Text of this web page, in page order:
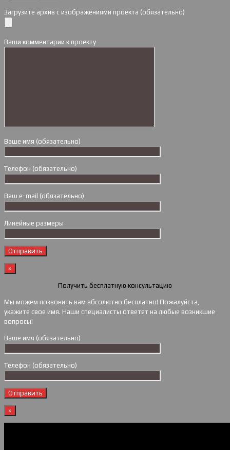
Загрузите архив с изображениями проекта (обязательно)
Ваши комментарии к проекту
Ваше имя (обязательно)
Телефон (обязательно)
Ваш e-mail (обязательно)
Линейные размеры
×
Получить бесплатную консультацию
Мы можем позвонить вам абсолютно бесплатно! Пожалуйста,
укажите свое имя. Наши специалисты ответят на любые возникшие
вопросы!
Ваше имя (обязательно)
Телефон (обязательно)
×